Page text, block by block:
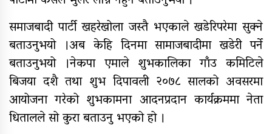
गर्भवतीको हेलिकप्टरबाट उद्धार
आर्थिक गणनाकाे लागि खटिए गणक
समाजबादी पार्टी खहरेखोला जस्तै भएकाले खडेरिपरेमा सुक्ने
बताउनुभयो ।अब केहि दिनमा सामाजबादीमा खडेरी पर्ने
बताउनुभयो ।नेकपा एमाले शुभकालिका गाँउ कमिटिले
बिजया दशै तथा शुभ दिपावली २०७८ सालको अवसरमा
आयोजना गरेको शुभकामना आदनप्रदान कार्यक्रममा नेता
धितालले सो कुरा बताउनु भएको हो ।